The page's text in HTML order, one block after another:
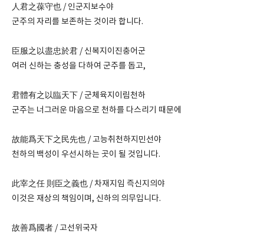
人君之葆守也 / 인군지보수야
군주의 자리를 보존하는 것이라 합니다.
臣服之以盡忠於君 / 신복지이진충어군
여러 신하는 충성을 다하여 군주를 돕고,
君體有之以臨天下 / 군체육지이림천하
군주는 너그러운 마음으로 천하를 다스리기 때문에
故能爲天下之民先也 / 고능취천하지민선야
천하의 백성이 우선시하는 곳이 될 것입니다.
此宰之任 則臣之義也 / 차재지임 즉신지의야
이것은 재상의 책임이며, 신하의 의무입니다.
故善爲國者 / 고선위국자